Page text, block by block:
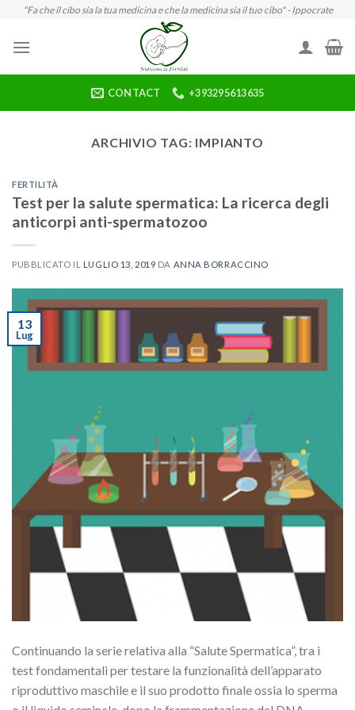
content
"Fa che il cibo sia la tua medicina e che la medicina sia il tuo cibo" - Ippocrate
CONTACT +393295613635
ARCHIVIO TAG: IMPIANTO
FERTILITÀ
Test per la salute spermatica: La ricerca degli
anticorpi anti-spermatozoo
PUBBLICATO IL LUGLIO 13, 2019 DA ANNA BORRACCINO
13
Lug
Continuando la serie relativa alla “Salute Spermatica”, tra i
test fondamentali per testare la funzionalità dell’apparato
riproduttivo maschile e il suo prodotto finale ossia lo sperma